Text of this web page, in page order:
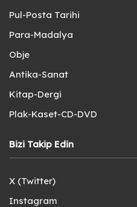
Pul-Posta Tarihi
Para-Madalya
Obje
Antika-Sanat
Kitap-Dergi
Plak-Kaset-CD-DVD
Bizi Takip Edin
X (Twitter)
Instagram